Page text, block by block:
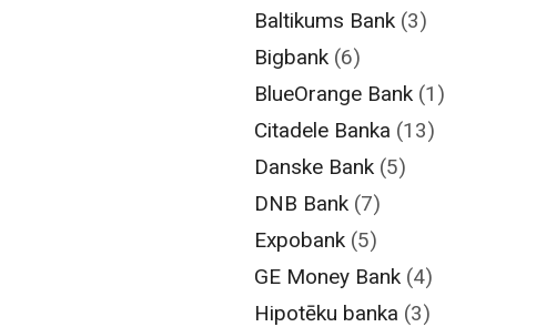
Baltikums Bank (3)
Bigbank (6)
BlueOrange Bank (1)
Citadele Banka (13)
Danske Bank (5)
DNB Bank (7)
Expobank (5)
GE Money Bank (4)
Hipotēku banka (3)